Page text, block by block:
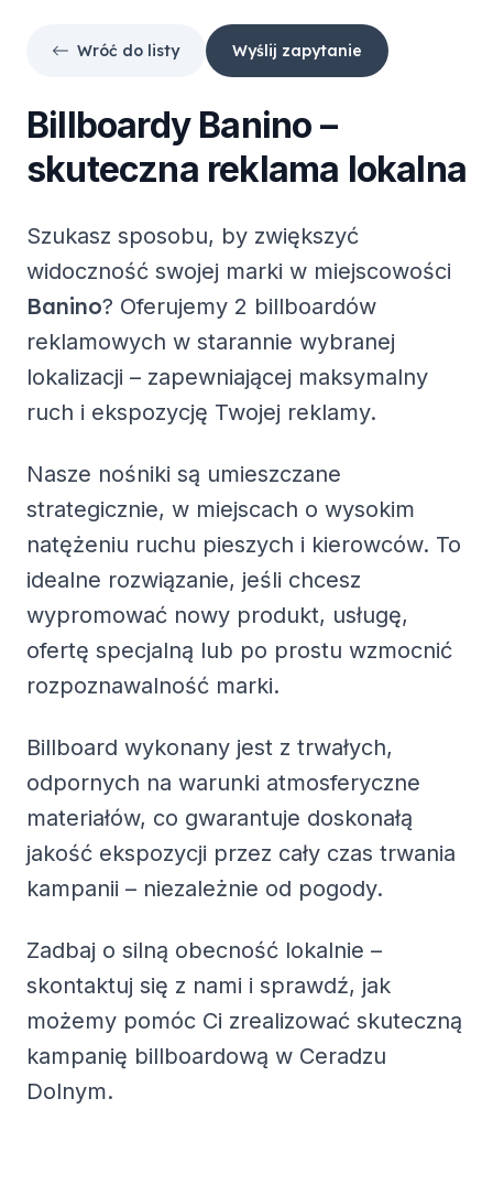
Wróć do listy Wyślij zapytanie
Billboardy Banino –
skuteczna reklama lokalna
Szukasz sposobu, by zwiększyć
widoczność swojej marki w miejscowości
Banino? Oferujemy 2 billboardów
reklamowych w starannie wybranej
lokalizacji – zapewniającej maksymalny
ruch i ekspozycję Twojej reklamy.
Nasze nośniki są umieszczane
strategicznie, w miejscach o wysokim
natężeniu ruchu pieszych i kierowców. To
idealne rozwiązanie, jeśli chcesz
wypromować nowy produkt, usługę,
ofertę specjalną lub po prostu wzmocnić
rozpoznawalność marki.
Billboard wykonany jest z trwałych,
odpornych na warunki atmosferyczne
materiałów, co gwarantuje doskonałą
jakość ekspozycji przez cały czas trwania
kampanii – niezależnie od pogody.
Zadbaj o silną obecność lokalnie –
skontaktuj się z nami i sprawdź, jak
możemy pomóc Ci zrealizować skuteczną
kampanię billboardową w Ceradzu
Dolnym.